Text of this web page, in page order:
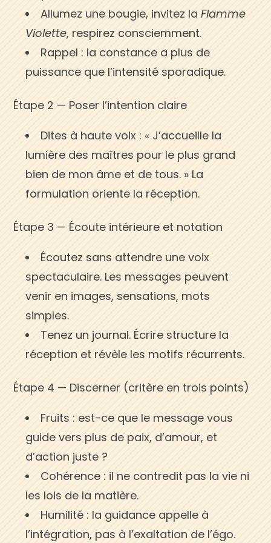
Allumez une bougie, invitez laFlamme
Violette, respirez consciemment.
Rappel : la constance a plus de
puissance que l’intensité sporadique.
Étape 2 — Poser l’intention claire
Dites à haute voix : « J’accueille la
lumière des maîtres pour le plus grand
bien de mon âme et de tous. » La
formulation oriente la réception.
Étape 3 — Écoute intérieure et notation
Écoutez sans attendre une voix
spectaculaire. Les messages peuvent
venir en images, sensations, mots
simples.
Tenez un journal. Écrire structure la
réception et révèle les motifs récurrents.
Étape 4 — Discerner (critère en trois points)
Fruits : est-ce que le message vous
guide vers plus de paix, d’amour, et
d’action juste ?
Cohérence : il ne contredit pas la vie ni
les lois de la matière.
Humilité : la guidance appelle à
l’intégration, pas à l’exaltation de l’égo.